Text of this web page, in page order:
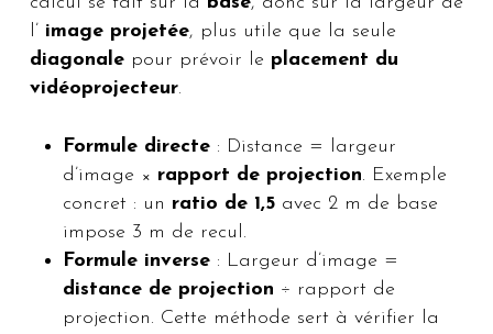
l’ image projetée, plus utile que la seule
diagonalepour prévoir le placement du
vidéoprojecteur.
Formule directe: Distance = largeur
d’image × rapport de projection. Exemple
concret : un ratio de 1,5avec 2 m de base
impose 3 m de recul.
Formule inverse: Largeur d’image =
distance de projection ÷ rapport de
projection. Cette méthode sert à vérifier la